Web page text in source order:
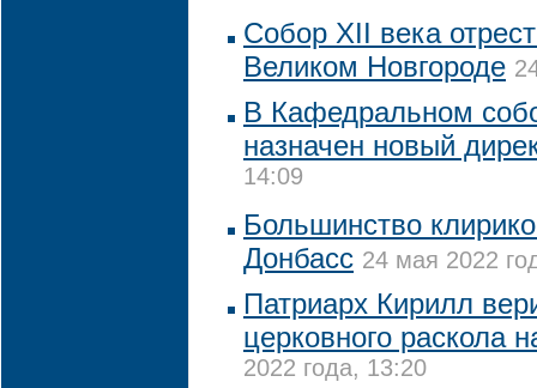
Собор XII века
Великом Новгороде
В Кафедральном
назначен новый
14:09
Большинство
Донбасс 24 мая 2022
Патриарх Кирилл
церковного раскола
2022 года, 13:20